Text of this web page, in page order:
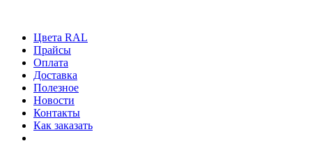
Цвета RAL
Прайсы
Оплата
Доставка
Полезное
Новости
Контакты
Как заказать